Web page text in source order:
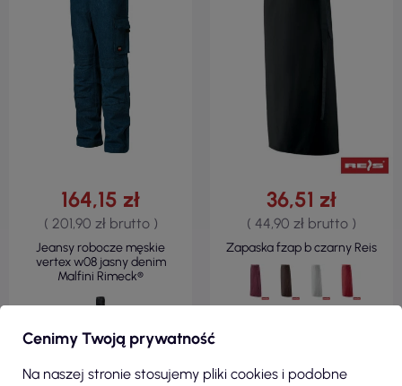
164,15 zł
( 201,90 zł brutto )
Jeansy robocze męskie
vertex w08 jasny denim
Malfini Rimeck®
36,51 zł
( 44,90 zł brutto )
Zapaska fzap b czarny Reis
Cenimy Twoją prywatność
Na naszej stronie stosujemy pliki cookies i podobne